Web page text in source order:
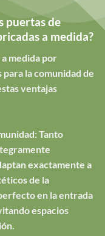
puertas de
a medida?
medida por
la comunidad de
ventajas
Tanto
exactamente a
de la
en la entrada
espacios